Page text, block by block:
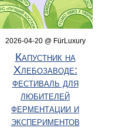
2026-04-20 @ FürLuxury
Капустник на
Хлебозаводе:
фестиваль для
любителей
ферментации и
экспериментов